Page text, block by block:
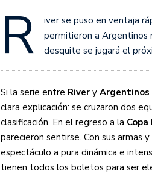
R
iver se puso en ventaja
permitieron a Argentinos
desquite se jugará el
Si la serie entre River y Argentinos
clara explicación: se cruzaron dos
clasificación. En el regreso a la
parecieron sentirse. Con sus armas
espectáculo a pura dinámica e
tienen todos los boletos para ser